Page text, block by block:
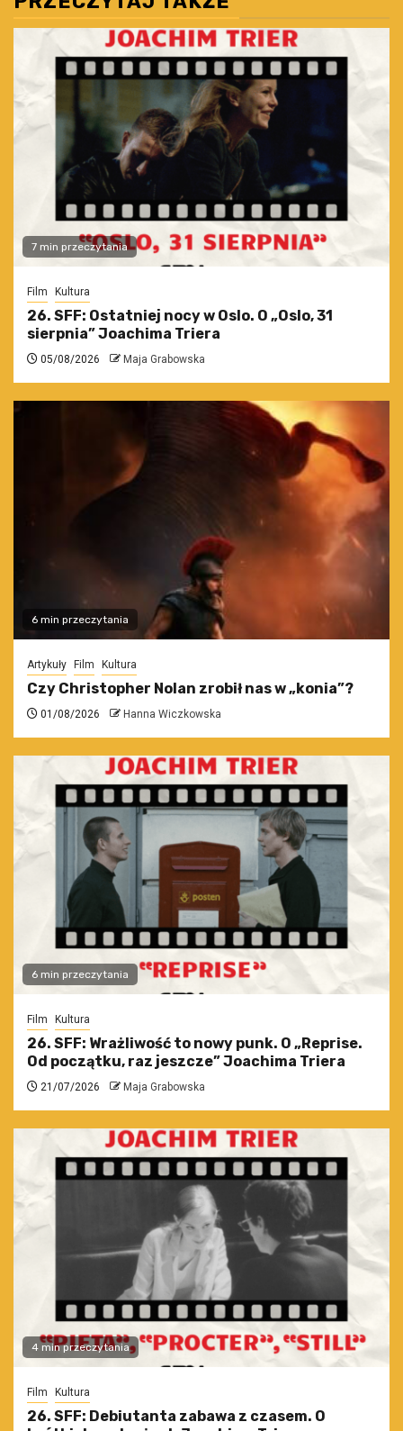
7 min przeczytania
Film Kultura
26. SFF: Ostatniej nocy w Oslo. O „Oslo, 31
sierpnia” Joachima Triera
05/08/2026 Maja Grabowska
6 min przeczytania
Artykuły Film Kultura
Czy Christopher Nolan zrobił nas w „konia”?
01/08/2026 Hanna Wiczkowska
6 min przeczytania
Film Kultura
26. SFF: Wrażliwość to nowy punk. O „Reprise.
Od początku, raz jeszcze” Joachima Triera
21/07/2026 Maja Grabowska
4 min przeczytania
Film Kultura
26. SFF: Debiutanta zabawa z czasem. O